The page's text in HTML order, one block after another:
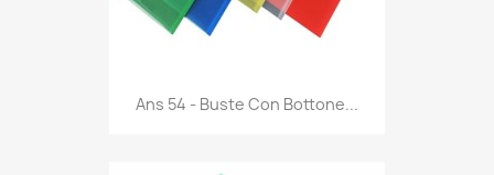
Anteprima
Ans 54 - Buste Con Bottone...